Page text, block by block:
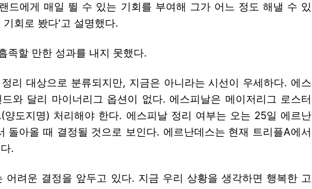
드에게 매일 뛸 수 있는 기회를 부여해 그가 어느 정도 해낼 수 있
회로 봤다'고 설명했다.
족할 만한 성과를 내지 못했다.
리 대상으로 분류되지만, 지금은 아니라는 시선이 우세하다. 에스
와 달리 마이너리그 옵션이 없다. 에스피날은 메이저리그 로스터
양도지명) 처리해야 한다. 에스피날 정리 여부는 오는 25일 에르난
돌아올 때 결정될 것으로 보인다. 에르난데스는 현재 트리플A에서
.
어려운 결정을 앞두고 있다. 지금 우리 상황을 생각하면 행복한 고